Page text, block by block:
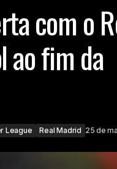
com o
ao fim da
League Real Madrid 25 de